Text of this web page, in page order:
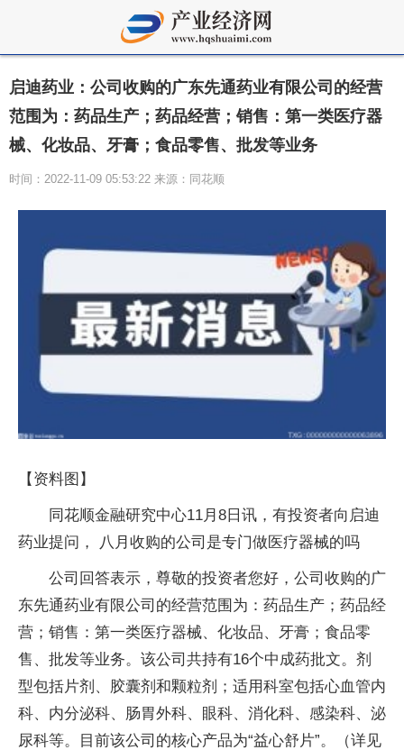
启迪药业：公司收购的广东先通药业有限公司的经营
范围为：药品生产；药品经营；销售：第一类医疗器
械、化妆品、牙膏；食品零售、批发等业务
时间：2022-11-09 05:53:22 来源：同花顺
【资料图】
同花顺金融研究中心11月8日讯，有投资者向启迪
药业提问， 八月收购的公司是专门做医疗器械的吗
公司回答表示，尊敬的投资者您好，公司收购的广
东先通药业有限公司的经营范围为：药品生产；药品经
营；销售：第一类医疗器械、化妆品、牙膏；食品零
售、批发等业务。该公司共持有16个中成药批文。剂
型包括片剂、胶囊剂和颗粒剂；适用科室包括心血管内
科、内分泌科、肠胃外科、眼科、消化科、感染科、泌
尿科等。目前该公司的核心产品为“益心舒片”。（详见